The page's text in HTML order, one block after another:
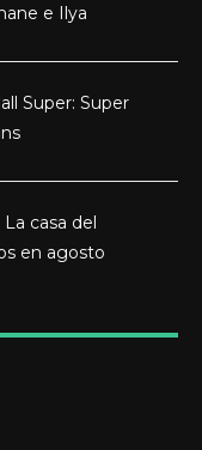
e Ilya
Super: Super
casa del
en agosto